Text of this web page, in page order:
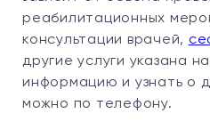
реабилитационных
консультации врачей,
другие услуги указана
информацию и узнать о
можно по телефону.